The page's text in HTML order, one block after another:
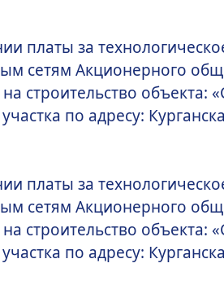
платы за
сетям Акционерного
строительство объекта:
по адресу:
платы за
сетям Акционерного
строительство объекта:
по адресу: